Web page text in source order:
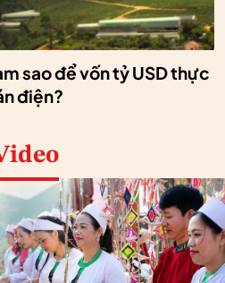
sao để vốn tỷ USD thực
điện?